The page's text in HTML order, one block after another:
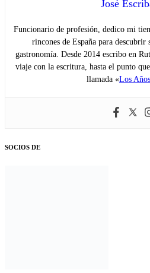
José
Funcionario de profesión, dedico mi
rincones de España para
gastronomía. Desde 2014 escribo en
viaje con la escritura, hasta el punto
llamada «Los
SOCIOS DE